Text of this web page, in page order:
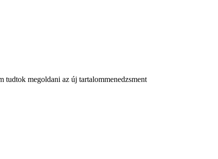
tudtok megoldani az új tartalommenedzsment